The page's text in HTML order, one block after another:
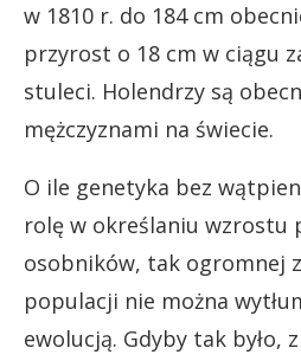
w 1810 r. do 184 cm
przyrost o 18 cm w ciągu
stuleci. Holendrzy są
mężczyznami na świecie.
O ile genetyka bez
rolę w określaniu wzrostu
osobników, tak ogromnej
populacji nie można
ewolucją. Gdyby tak było,